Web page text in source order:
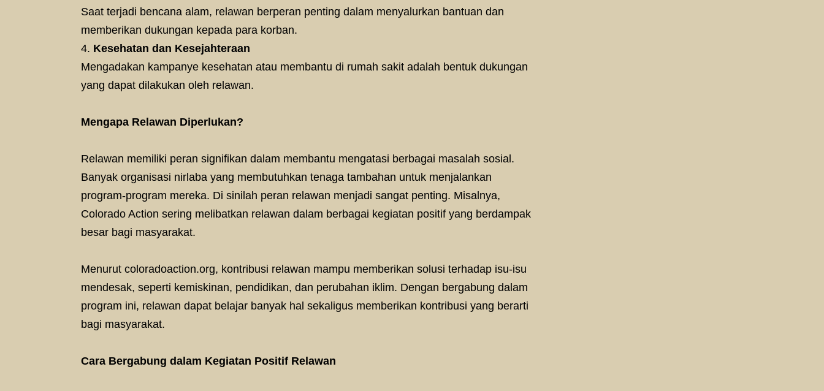
Saat terjadi bencana alam, relawan berperan penting dalam menyalurkan bantuan dan
memberikan dukungan kepada para korban.
Kesehatan dan Kesejahteraan
Mengadakan kampanye kesehatan atau membantu di rumah sakit adalah bentuk dukungan
yang dapat dilakukan oleh relawan.
Mengapa Relawan Diperlukan?
Relawan memiliki peran signifikan dalam membantu mengatasi berbagai masalah sosial.
Banyak organisasi nirlaba yang membutuhkan tenaga tambahan untuk menjalankan
program-program mereka. Di sinilah peran relawan menjadi sangat penting. Misalnya,
Colorado Action sering melibatkan relawan dalam berbagai kegiatan positif yang berdampak
besar bagi masyarakat.
Menurut coloradoaction.org, kontribusi relawan mampu memberikan solusi terhadap isu-isu
mendesak, seperti kemiskinan, pendidikan, dan perubahan iklim. Dengan bergabung dalam
program ini, relawan dapat belajar banyak hal sekaligus memberikan kontribusi yang berarti
bagi masyarakat.
Cara Bergabung dalam Kegiatan Positif Relawan